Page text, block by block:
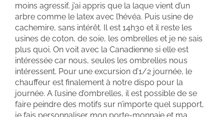
moins agressif, j’ai appris que la laque vient d’un
arbre comme le latex avec l’hévéa. Puis usine de
cachemire, sans intérêt. Il est 14h30 et il reste les
usines de coton, de soie, les ombrelles et je ne sais
plus quoi. On voit avec la Canadienne si elle est
intéressée car nous, seules les ombrelles nous
intéressent. Pour une excursion d’1/2 journée, le
chauffeur est finalement à notre dispo pour la
journée. A l’usine d’ombrelles, il est possible de se
faire peindre des motifs sur n’importe quel support,